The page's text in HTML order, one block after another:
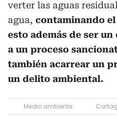
verter las aguas
agua, contaminando
esto además de ser
a un proceso
también acarrear un
un delito ambiental.
Medio ambiente